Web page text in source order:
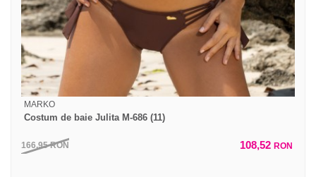
MARKO
Costum de baie Julita M-686 (11)
166,95RON 108,52 RON